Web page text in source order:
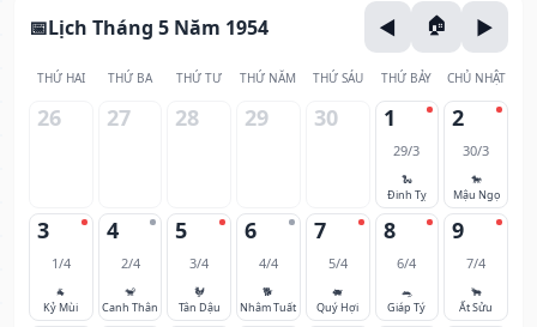
Lịch Tháng 5 Năm 1954
THỨ HAI THỨ BA THỨ TƯ THỨ NĂM THỨ SÁU THỨ BẢY CHỦ NHẬT
26 27 28 29 30 1
29/3
🐍
Đinh Tỵ
2
30/3
🐎
Mậu Ngọ
3
1/4
🐐
Kỷ Mùi
4
2/4
🐒
Canh Thân
5
3/4
🐓
Tân Dậu
6
4/4
🐕
Nhâm Tuất
7
5/4
🐖
Quý Hợi
8
6/4
🐀
Giáp Tý
9
7/4
🐂
Ất Sửu